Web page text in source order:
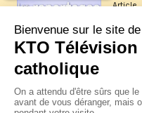
Article
Les
La
XIV à
jeudi